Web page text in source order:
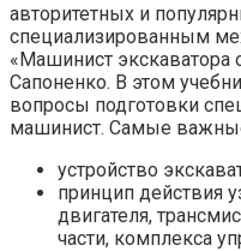
авторитетных и
специализированным
«Машинист экскаватора
Сапоненко. В этом
вопросы подготовки
машинист. Самые
устройство
принцип действия
двигателя,
части, комплекса